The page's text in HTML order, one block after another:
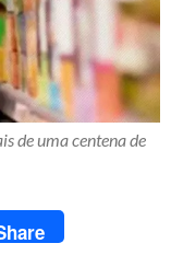
de uma centena de